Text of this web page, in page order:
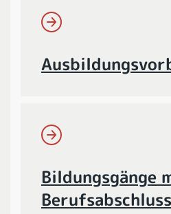
Bildungsgänge
Berufsabschluss